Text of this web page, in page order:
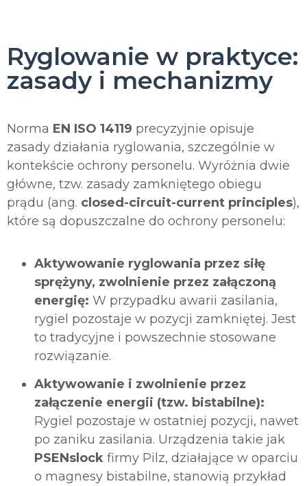
Ryglowanie w praktyce:
zasady i mechanizmy
Norma EN ISO 14119 precyzyjnie opisuje
zasady działania ryglowania, szczególnie w
kontekście ochrony personelu. Wyróżnia dwie
główne, tzw. zasady zamkniętego obiegu
prądu (ang. closed-circuit-current principles),
które są dopuszczalne do ochrony personelu:
Aktywowanie ryglowania przez siłę
sprężyny, zwolnienie przez załączoną
energię: W przypadku awarii zasilania,
rygiel pozostaje w pozycji zamkniętej. Jest
to tradycyjne i powszechnie stosowane
rozwiązanie.
Aktywowanie i zwolnienie przez
załączenie energii (tzw. bistabilne):
Rygiel pozostaje w ostatniej pozycji, nawet
po zaniku zasilania. Urządzenia takie jak
PSENslock firmy Pilz, działające w oparciu
o magnesy bistabilne, stanowią przykład